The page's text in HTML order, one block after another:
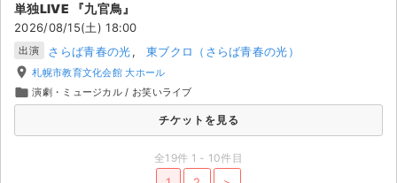
単独LIVE 『九官鳥』
2026/08/15(土) 18:00
出演 さらば青春の光 東ブクロ（さらば青春の光）
place 札幌市教育文化会館 大ホール
folder 演劇・ミュージカル / お笑いライブ
チケットを見る
全19件 1 - 10件目